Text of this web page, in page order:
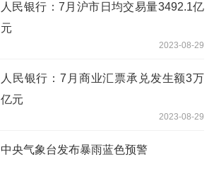
人民银行：7月沪市日均交易量3492.1亿
元
2023-08-29
人民银行：7月商业汇票承兑发生额3万
亿元
2023-08-29
中央气象台发布暴雨蓝色预警